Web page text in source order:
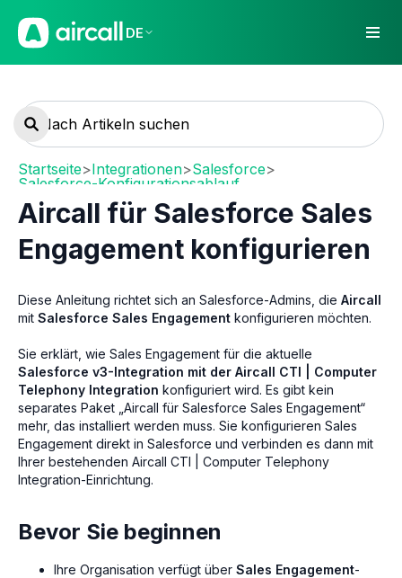
DE
Startseite>Integrationen>Salesforce>
Salesforce-Konfigurationsablauf
Aircall für Salesforce Sales
Engagement konfigurieren
Diese Anleitung richtet sich an Salesforce-Admins, die Aircall
mit Salesforce Sales Engagement konfigurieren möchten.
Sie erklärt, wie Sales Engagement für die aktuelle
Salesforce v3-Integration mit der Aircall CTI | Computer
Telephony Integration konfiguriert wird. Es gibt kein
separates Paket „Aircall für Salesforce Sales Engagement“
mehr, das installiert werden muss. Sie konfigurieren Sales
Engagement direkt in Salesforce und verbinden es dann mit
Ihrer bestehenden Aircall CTI | Computer Telephony
Integration-Einrichtung.
Bevor Sie beginnen
Ihre Organisation verfügt über Sales Engagement-